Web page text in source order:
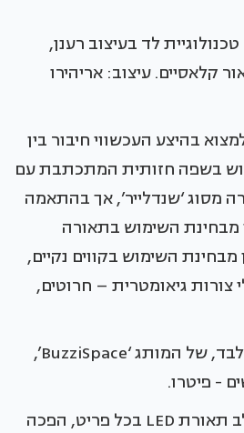
לד בעיצוב רענן,
קלאסיים. עיצוב: אריהירו
בהיצע העכשווי חיבור בין
בשפה חזותית המתכתבת עם
מסוג ‘שנדלייר’, אך בהתאמה
מבחינת השימוש בתאורה
השימוש בקווים נקיים,
צורות גיאומטרית – חרוטים,
גוף תאורה תלוי, עשוי לבד, של המותג ‘BuzziSpace’,
- פיטרו.
כמו כן, האפשרות לשלב תאורת LED בכל פריט, הפכה